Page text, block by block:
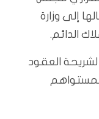
لسنة 2019)، وإرسالها إلى وزارة
الدائم.
لشريحة العقود
بمستواهم